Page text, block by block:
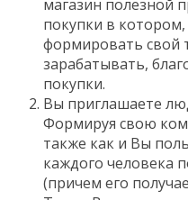
магазин полезной
покупки в
формировать свой
зарабатывать,
покупки.
Вы приглашаете
Формируя свою
также как и Вы
каждого человека
(причем его